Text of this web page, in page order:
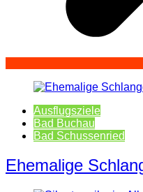
Ausflugsziele
Bad Buchau
Bad Schussenried
Ehemalige